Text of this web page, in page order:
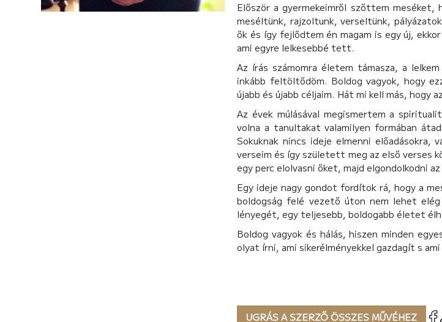
Először a gyermekeimről szőttem
meséltünk, rajzoltunk, verseltünk,
ők és így fejlődtem én magam is egy új,
ami egyre lelkesebbé tett.
Az írás számomra életem támasza, a
inkább feltöltődöm. Boldog vagyok, hogy
újabb és újabb céljaim. Hát mi kell más, hogy
Az évek múlásával megismertem a
volna a tanultakat valamilyen formában
Sokuknak nincs ideje elmenni előadásokra,
verseim és így született meg az első verses
egy perc elolvasni őket, majd elgondolkodni
Egy ideje nagy gondot fordítok rá, hogy a
boldogság felé vezető úton nem lehet elég
lényegét, egy teljesebb, boldogabb életet
Boldog vagyok és hálás, hiszen minden
olyat írni, ami sikerélményekkel gazdagít s
UGRÁS A SZERZŐ ÖSSZES MŰVÉHEZ